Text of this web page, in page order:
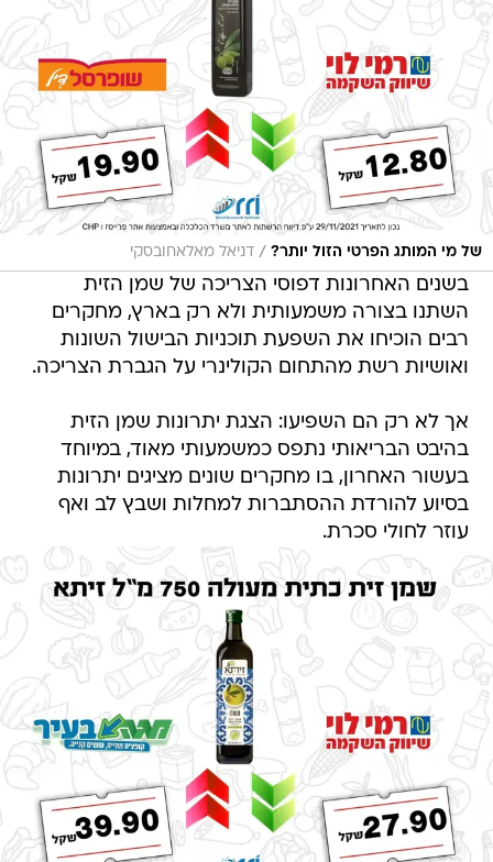
של מי המותג הפרטי הזול יותר? / דניאל מאלאחובסקי
בשנים האחרונות דפוסי הצריכה של שמן הזית
השתנו בצורה משמעותית ולא רק בארץ, מחקרים
רבים הוכיחו את השפעת תוכניות הבישול השונות
ואושיות רשת מהתחום הקולינרי על הגברת הצריכה.
אך לא רק הם השפיעו: הצגת יתרונות שמן הזית
בהיבט הבריאותי נתפס כמשמעותי מאוד, במיוחד
בעשור האחרון, בו מחקרים שונים מציגים יתרונות
בסיוע להורדת ההסתברות למחלות ושבץ לב ואף
עוזר לחולי סכרת.